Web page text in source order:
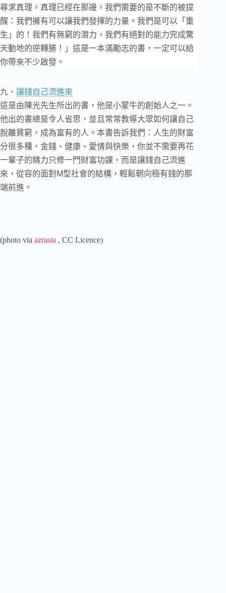
尋求真理。真理已經在那邊。我們需要的是不斷的被提
醒：我們擁有可以讓我們發揮的力量。我們是可以「重
生」的！我們有無窮的潛力，我們有絕對的能力完成驚
天動地的逆轉勝！」這是一本滿勵志的書，一定可以給
你帶來不少啟發。
九、 讓錢自己流進來
這是由陳光先生所出的書，他是小蒙牛的創始人之一。
他出的書總是令人省思，並且常常教導大眾如何讓自己
脫離貧窮，成為富有的人。本書告訴我們：人生的財富
分很多種，金錢、健康、愛情與快樂，你並不需要再花
一輩子的精力只修一門財富功課，而是讓錢自己流進
來，從容的面對M型社會的結構，輕鬆朝向極有錢的那
端前進。
(photo via azrasta , CC Licence)